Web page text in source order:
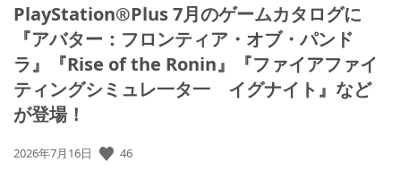
PlayStation®Plus 7月のゲームカタログに
『アバター：フロンティア・オブ・パンド
ラ』『Rise of the Ronin』『ファイアファイ
ティングシミュレ一タ一 イグナイト』など
が登場！
公
2026年7月16日 46